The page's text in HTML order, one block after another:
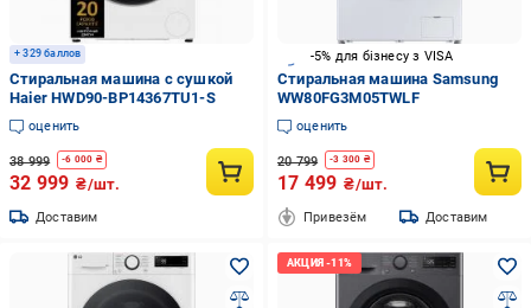
+ 329 баллов
Стиральная машина с сушкой
Haier HWD90-BP14367TU1-S
оценить
38 999 -6 000 ₴
32 999 ₴/шт.
Доставим
-5% для бізнесу з VISA
Стиральная машина Samsung
WW80FG3M05TWLF
оценить
20 799 -3 300 ₴
17 499 ₴/шт.
Привезём Доставим